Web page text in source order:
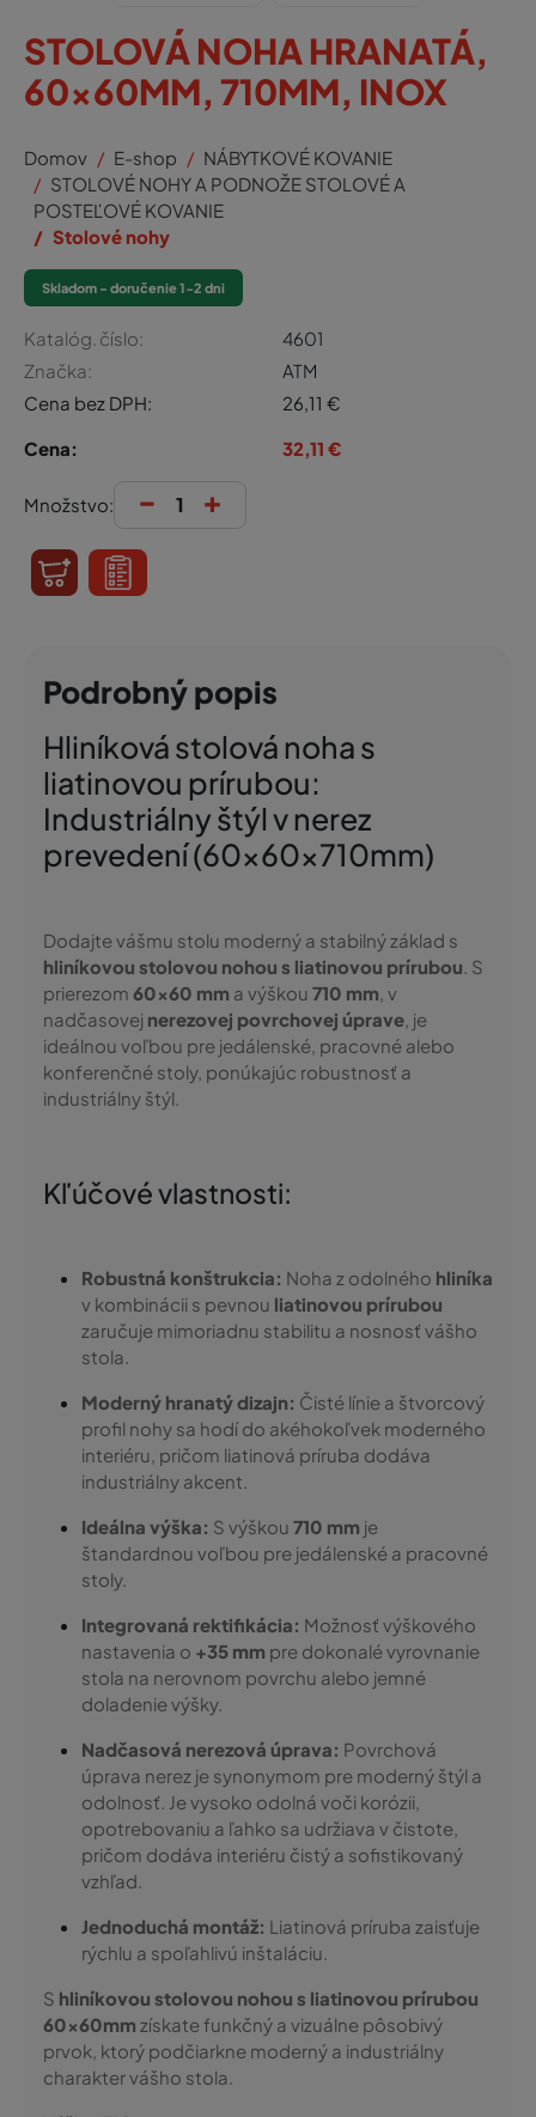
STOLOVÁ NOHA HRANATÁ,
60x60MM, 710MM, INOX
Domov E-shop
NÁBYTKOVÉ KOVANIE
STOLOVÉ NOHY A PODNOŽE STOLOVÉ A
POSTEĽOVÉ KOVANIE
Stolové nohy
Skladom - doručenie 1-2 dni
Katalóg. číslo:
4601
Značka:
ATM
Cena bez DPH:
26,11 €
Cena:
32,11 €
Množstvo: - +
Podrobný popis
Hliníková stolová noha s
liatinovou prírubou:
Industriálny štýl v nerez
prevedení (60x60x710mm)
Dodajte vášmu stolu moderný a stabilný základ s
hliníkovou stolovou nohou s liatinovou prírubou. S
prierezom 60x60 mm a výškou 710 mm, v
nadčasovej nerezovej povrchovej úprave, je
ideálnou voľbou pre jedálenské, pracovné alebo
konferenčné stoly, ponúkajúc robustnosť a
industriálny štýl.
Kľúčové vlastnosti:
Robustná konštrukcia: Noha z odolného hliníka
v kombinácii s pevnou liatinovou prírubou
zaručuje mimoriadnu stabilitu a nosnosť vášho
stola.
Moderný hranatý dizajn: Čisté línie a štvorcový
profil nohy sa hodí do akéhokoľvek moderného
interiéru, pričom liatinová príruba dodáva
industriálny akcent.
Ideálna výška: S výškou 710 mm je
štandardnou voľbou pre jedálenské a pracovné
stoly.
Integrovaná rektifikácia: Možnosť výškového
nastavenia o +35 mm pre dokonalé vyrovnanie
stola na nerovnom povrchu alebo jemné
doladenie výšky.
Nadčasová nerezová úprava: Povrchová
úprava nerez je synonymom pre moderný štýl a
odolnosť. Je vysoko odolná voči korózii,
opotrebovaniu a ľahko sa udržiava v čistote,
pričom dodáva interiéru čistý a sofistikovaný
vzhľad.
Jednoduchá montáž: Liatinová príruba zaisťuje
rýchlu a spoľahlivú inštaláciu.
S hliníkovou stolovou nohou s liatinovou prírubou
60x60mm získate funkčný a vizuálne pôsobivý
prvok, ktorý podčiarkne moderný a industriálny
charakter vášho stola.